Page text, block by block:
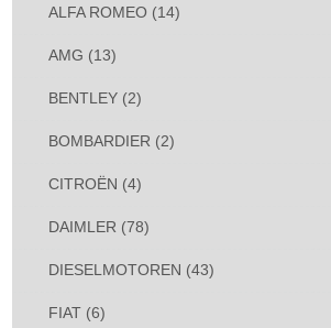
ALFA ROMEO (14)
AMG (13)
BENTLEY (2)
BOMBARDIER (2)
CITROËN (4)
DAIMLER (78)
DIESELMOTOREN (43)
FIAT (6)